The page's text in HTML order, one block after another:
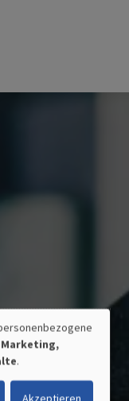
.
Akzeptieren